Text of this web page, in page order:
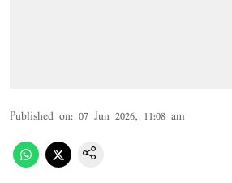
Published on: 07 Jun 2026, 11:08 am